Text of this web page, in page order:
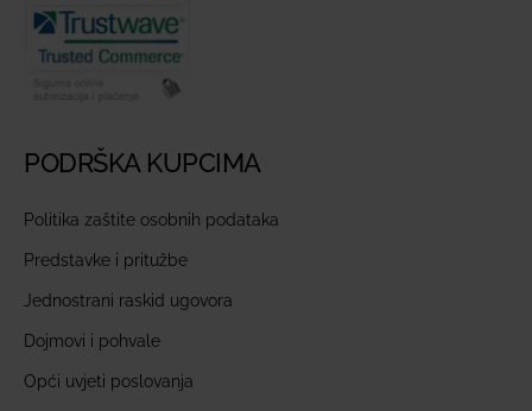
PODRŠKA KUPCIMA
Politika zaštite osobnih podataka
Predstavke i pritužbe
Jednostrani raskid ugovora
Dojmovi i pohvale
Opći uvjeti poslovanja